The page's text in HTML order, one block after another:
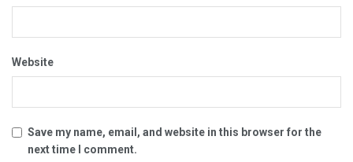
Website
Save my name, email, and website in this browser for the
next time I comment.